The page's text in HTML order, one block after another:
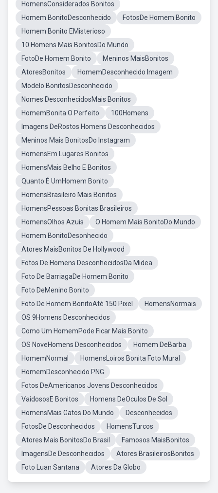
HomensConsiderados Bonitos
Homem BonitoDesconhecido
FotosDe Homem Bonito
Homem Bonito EMisterioso
10 Homens Mais BonitosDo Mundo
FotoDe Homem Bonito
Meninos MaisBonitos
AtoresBonitos
HomemDesconhecido Imagem
Modelo BonitosDesconhecido
Nomes DesconhecidosMais Bonitos
HomemBonita O Perfeito
100Homens
Imagens DeRostos Homens Desconhecidos
Meninos Mais BonitosDo Instagram
HomensEm Lugares Bonitos
HomensMais Belho E Bonitos
Quanto É UmHomem Bonito
HomensBrasileiro Mais Bonitos
HomensPessoas Bonitas Brasileiros
HomensOlhos Azuis
O Homem Mais BonitoDo Mundo
Homem BonitoDesonhecido
Atores MaisBonitos De Hollywood
Fotos De Homens DesconhecidosDa Midea
Foto De BarriagaDe Homem Bonito
Foto DeMenino Bonito
Foto De Homem BonitoAté 150 Pixel
HomensNormais
OS 9Homens Desconhecidos
Como Um HomemPode Ficar Mais Bonito
OS NoveHomens Desconhecidos
Homem DeBarba
HomemNormal
HomensLoiros Bonita Foto Mural
HomemDesconhecido PNG
Fotos DeAmericanos Jovens Desconhecidos
VaidososE Bonitos
Homens DeOculos De Sol
HomensMais Gatos Do Mundo
Desconhecidos
FotosDe Desconhecidos
HomensTurcos
Atores Mais BonitosDo Brasil
Famosos MaisBonitos
ImagensDe Desconhecidos
Atores BrasileirosBonitos
Foto Luan Santana
Atores Da Globo